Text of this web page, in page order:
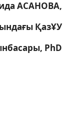
АСАНОВА,
ҚазҰУ
PhD